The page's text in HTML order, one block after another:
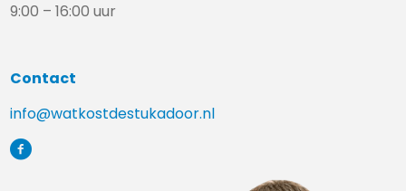
9:00 – 16:00 uur
Contact
info@watkostdestukadoor.nl